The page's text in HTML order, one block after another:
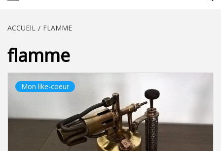
ACCUEIL FLAMME
flamme
Mon like-coeur